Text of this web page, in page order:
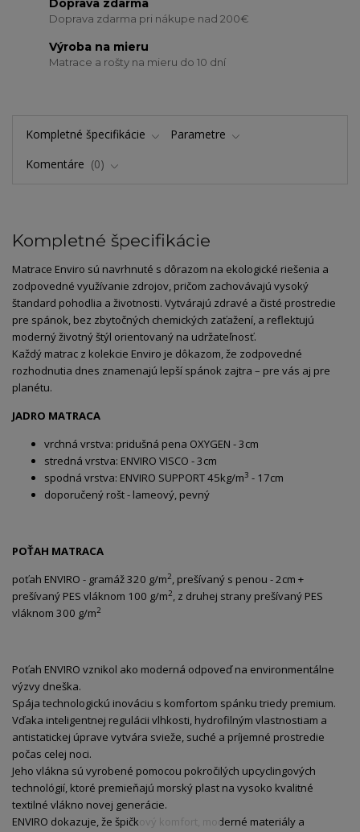
Doprava zdarma pri nákupe nad 200€
Výroba na mieru
Matrace a rošty na mieru do 10 dní
Kompletné špecifikácie
Parametre
Komentáre
0
Kompletné špecifikácie
Matrace Enviro sú navrhnuté s dôrazom na ekologické riešenia a
zodpovedné využívanie zdrojov, pričom zachovávajú vysoký
štandard pohodlia a životnosti. Vytvárajú zdravé a čisté prostredie
pre spánok, bez zbytočných chemických zaťažení, a reflektujú
moderný životný štýl orientovaný na udržateľnosť.
Každý matrac z kolekcie Enviro je dôkazom, že zodpovedné
rozhodnutia dnes znamenajú lepší spánok zajtra – pre vás aj pre
planétu.
JADRO MATRACA
vrchná vrstva: pridušná pena OXYGEN - 3cm
stredná vrstva: ENVIRO VISCO - 3cm
spodná vrstva: ENVIRO SUPPORT 45kg/m3 - 17cm
doporučený rošt - lameový, pevný
POŤAH MATRACA
poťah ENVIRO - gramáž 320 g/m2, prešívaný s penou - 2cm +
prešívaný PES vláknom 100 g/m2, z druhej strany prešívaný PES
vláknom 300 g/m2
Poťah ENVIRO vznikol ako moderná odpoveď na environmentálne
výzvy dneška.
Spája technologickú inováciu s komfortom spánku triedy premium.
Vďaka inteligentnej regulácii vlhkosti, hydrofilným vlastnostiam a
antistatickej úprave vytvára svieže, suché a príjemné prostredie
počas celej noci.
Jeho vlákna sú vyrobené pomocou pokročilých upcyclingových
technológií, ktoré premieňajú morský plast na vysoko kvalitné
textilné vlákno novej generácie.
ENVIRO dokazuje, že špičkový komfort, moderné materiály a